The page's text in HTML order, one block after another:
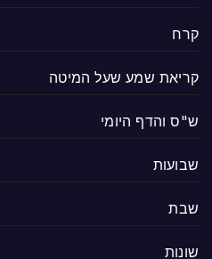
קרח
קריאת שמע שעל המיטה
ש"ס והדף היומי
שבועות
שבת
שונות